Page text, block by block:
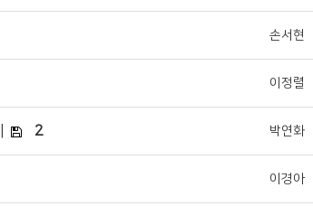
손서현
이정렬
2 박연화
이경아